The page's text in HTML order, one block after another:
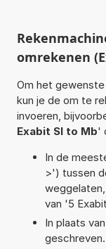
omrekenen
Om het
kun je de om te
invoeren,
Exabit SI to Mb'
In de
>') tussen
van '5
In plaats